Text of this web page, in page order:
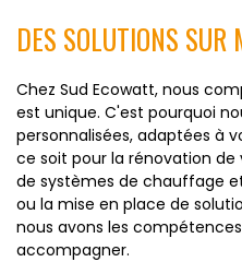
DES SOLUTIONS SUR
Chez Sud Ecowatt, nous
est unique. C'est pourquoi
personnalisées, adaptées à
ce soit pour la rénovation
de systèmes de chauffage
ou la mise en place de
nous avons les
accompagner.